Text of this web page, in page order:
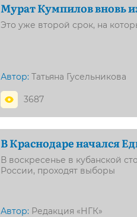
Мурат Кумпилов вновь
Это уже второй срок, на
Автор: Татьяна Гусельникова
3687
В Краснодаре начался
В воскресенье в кубанской
России, проходят выборы
Автор: Редакция «НГК»